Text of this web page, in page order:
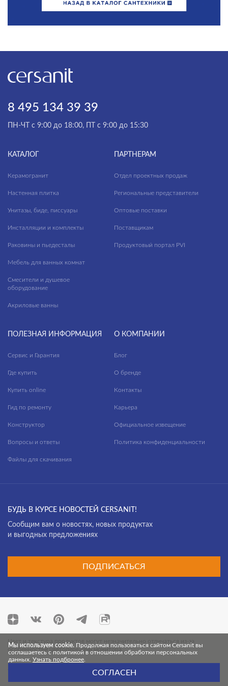
8 495 134 39 39
ПН-ЧТ с 9:00 до 18:00, ПТ с 9:00 до 15:30
КАТАЛОГ
Керамогранит
Настенная плитка
Унитазы, биде, писсуары
Инсталляции и комплекты
Раковины и пьедесталы
Мебель для ванных комнат
Смесители и душевое
оборудование
Акриловые ванны
ПАРТНЕРАМ
Отдел проектных продаж
Региональные представители
Оптовые поставки
Поставщикам
Продуктовый портал PVI
ПОЛЕЗНАЯ ИНФОРМАЦИЯ
Сервис и Гарантия
Где купить
Купить online
Гид по ремонту
Конструктор
Вопросы и ответы
Файлы для скачивания
О КОМПАНИИ
Блог
О бренде
Контакты
Карьера
Официальное извещение
Политика конфиденциальности
БУДЬ В КУРСЕ НОВОСТЕЙ CERSANIT!
Cообщим вам о новостях, новых продуктах
и выгодных предложениях
ПОДПИСАТЬСЯ
Цвет и текстура продуктов могут незначительно отличаться из-за
особенностей цветопередачи монитора.
© 2026 Cersanit. Все права защищены.
Мы используем cookie. Продолжая пользоваться сайтом Cersanit вы
соглашаетесь с политикой в отношении обработки персональных
данных. Узнать подбронее
СОГЛАСЕН